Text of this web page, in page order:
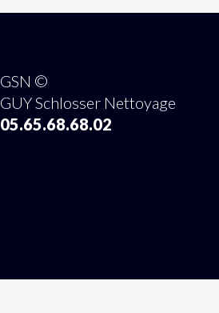
GSN ©
GUY Schlosser Nettoyage
05.65.68.68.02